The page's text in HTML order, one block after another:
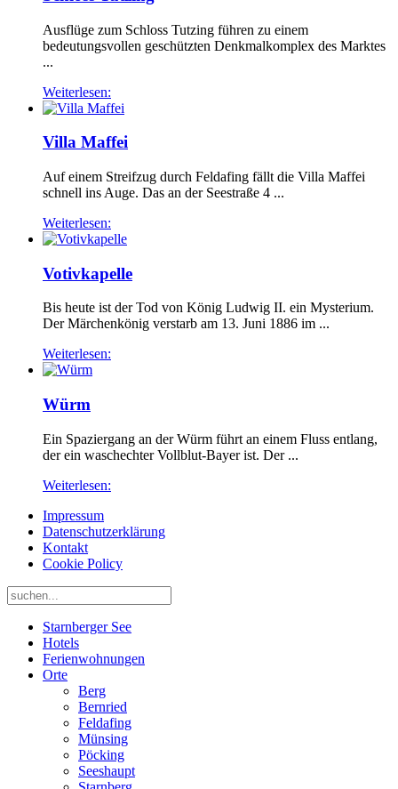
Ausflüge zum Schloss Tutzing führen zu einem
bedeutungsvollen geschützten Denkmalkomplex des Marktes
...
Weiterlesen:
Villa Maffei
Auf einem Streifzug durch Feldafing fällt die Villa Maffei
schnell ins Auge. Das an der Seestraße 4 ...
Weiterlesen:
Votivkapelle
Bis heute ist der Tod von König Ludwig II. ein Mysterium.
Der Märchenkönig verstarb am 13. Juni 1886 im ...
Weiterlesen:
Würm
Ein Spaziergang an der Würm führt an einem Fluss entlang,
der ein waschechter Vollblut-Bayer ist. Der ...
Weiterlesen:
Impressum
Datenschutzerklärung
Kontakt
Cookie Policy
Starnberger See
Hotels
Ferienwohnungen
Orte
Berg
Bernried
Feldafing
Münsing
Pöcking
Seeshaupt